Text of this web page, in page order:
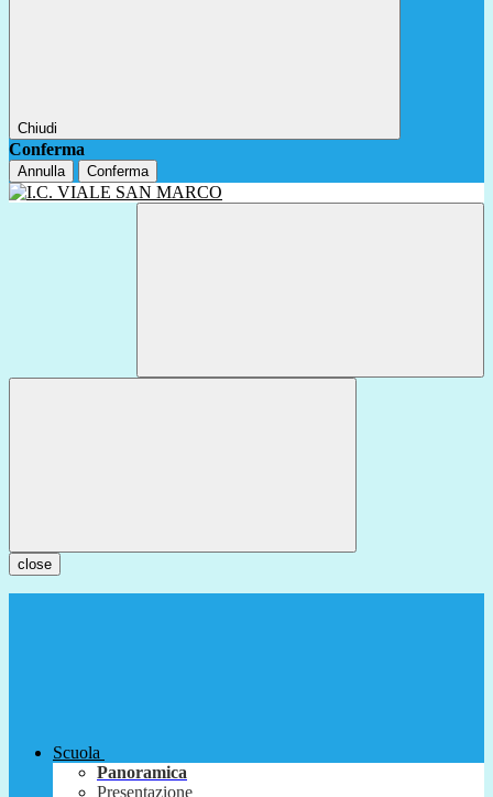
Chiudi
Conferma
Annulla Conferma
close
Scuola
Panoramica
Presentazione